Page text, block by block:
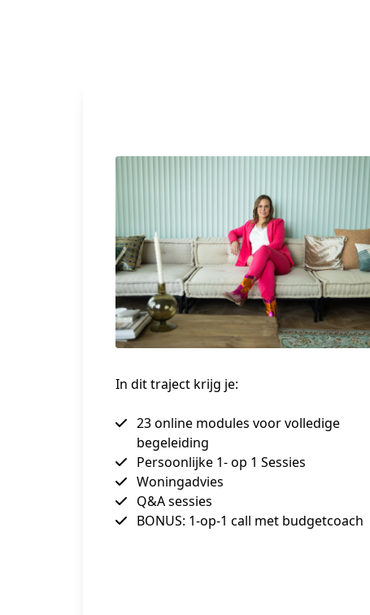
In dit traject krijg je:
23 online modules voor volledige
begeleiding
Persoonlijke 1- op 1 Sessies
Woningadvies
Q&A sessies
BONUS: 1-op-1 call met budgetcoach